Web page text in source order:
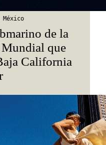
México
de la
Mundial que
California